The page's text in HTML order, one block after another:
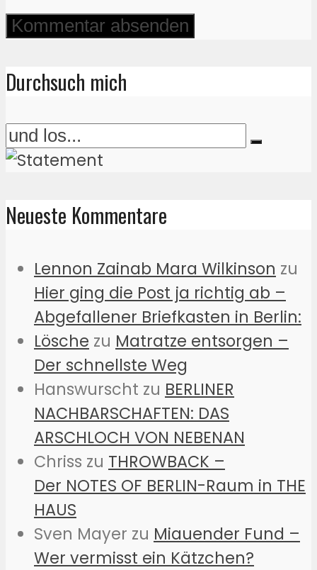
Durchsuch mich
Neueste Kommentare
Lennon Zainab Mara Wilkinson zu
Hier ging die Post ja richtig ab –
Abgefallener Briefkasten in Berlin:
Lösche zu Matratze entsorgen –
Der schnellste Weg
Hanswurscht zu BERLINER
NACHBARSCHAFTEN: DAS
ARSCHLOCH VON NEBENAN
Chriss zu THROWBACK –
Der NOTES OF BERLIN-Raum in THE
HAUS
Sven Mayer zu Miauender Fund –
Wer vermisst ein Kätzchen?